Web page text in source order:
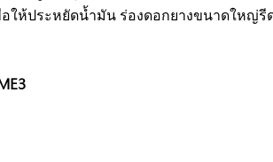
ให้ประหยัดน้ำมัน ร่องดอกยางขนาดใหญ่รี